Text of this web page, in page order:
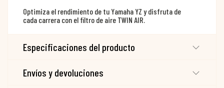
Optimiza el rendimiento de tu Yamaha YZ y disfruta de
cada carrera con el filtro de aire TWIN AIR.
Especificaciones del producto
Envíos y devoluciones